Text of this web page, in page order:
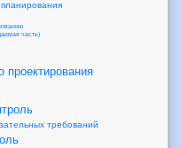
часть)
проектирования
требований